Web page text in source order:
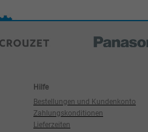
Hilfe
Bestellungen und Kundenkonto
Zahlungskonditionen
Lieferzeiten